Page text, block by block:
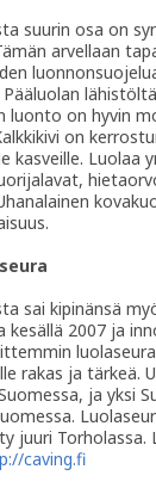
suurin osa on
arvellaan
luonto on hyvin
on
kasveille. Luolaa
sai kipinänsä
kesällä 2007 ja
rakas ja tärkeä.
ja yksi
juuri
caving.fi